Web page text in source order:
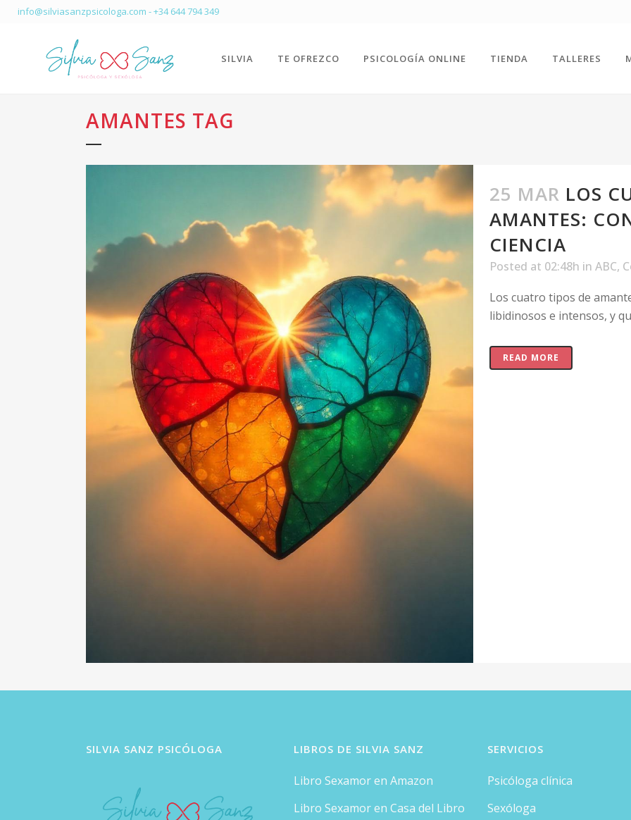
info@silviasanzpsicologa.com -+34 644 794 349
SILVIA TE OFREZCO PSICOLOGÍA ONLINE TIENDA TALLERES
AMANTES TAG
25 MAR LOS
AMANTES:
CIENCIA
Posted at 02:48h in ABC,
Los cuatro tipos de
libidinosos e intensos, y
READ MORE
SILVIA SANZ PSICÓLOGA LIBROS DE SILVIA SANZ
Libro Sexamor en Amazon
Libro Sexamor en Casa del Libro
SERVICIOS
Psicóloga clínica
Sexóloga